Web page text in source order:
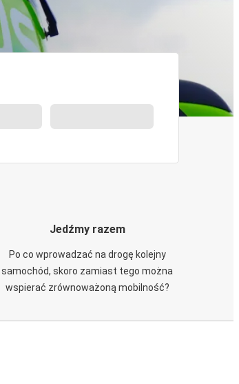
Jedźmy razem
Po co wprowadzać na drogę kolejny
samochód, skoro zamiast tego można
wspierać zrównoważoną mobilność?